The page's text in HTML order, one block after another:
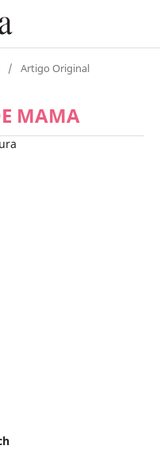
/ Artigo Original
MAMA